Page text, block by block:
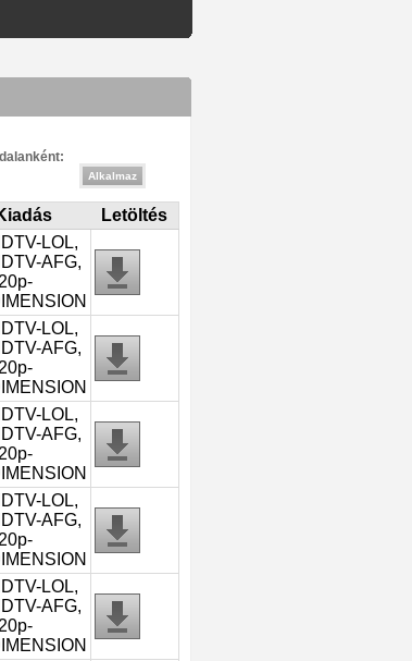
Letöltés
LOL,
AFG,
LOL,
AFG,
LOL,
AFG,
LOL,
AFG,
LOL,
AFG,